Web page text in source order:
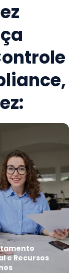
,
e Recursos